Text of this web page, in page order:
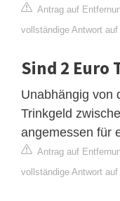
Antrag auf
vollständige Antwort
Sind 2 Euro
Unabhängig von
Trinkgeld
angemessen für
Antrag auf
vollständige Antwort